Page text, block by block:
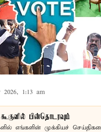
1:13 am
பின்தொடரவும்
எங்களின் முக்கியச்